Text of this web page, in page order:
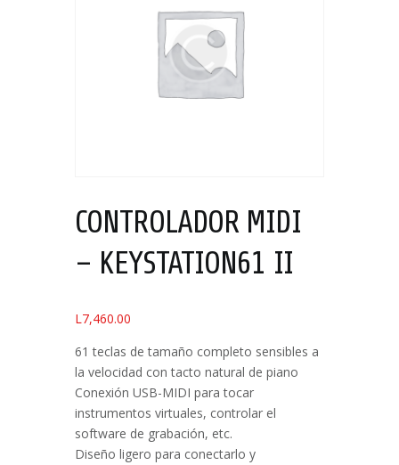
CONTROLADOR MIDI
– KEYSTATION61 II
L7,460.00
61 teclas de tamaño completo sensibles a
la velocidad con tacto natural de piano
Conexión USB-MIDI para tocar
instrumentos virtuales, controlar el
software de grabación, etc.
Diseño ligero para conectarlo y